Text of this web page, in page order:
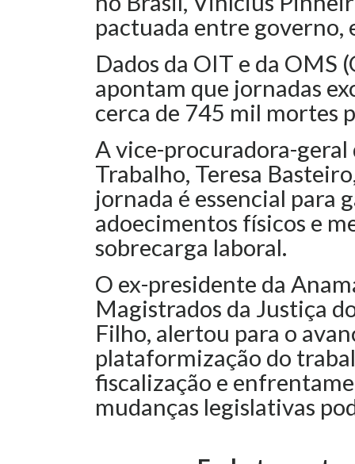
pactuada entre governo,
Dados da OIT e da OMS
apontam que jornadas
cerca de 745 mil mortes
A vice-procuradora-
Trabalho, Teresa
jornada é essencial para
adoecimentos físicos e
sobrecarga laboral.
O ex-presidente da
Magistrados da Justiça
Filho, alertou para o
plataformização do
fiscalização e
mudanças legislativas